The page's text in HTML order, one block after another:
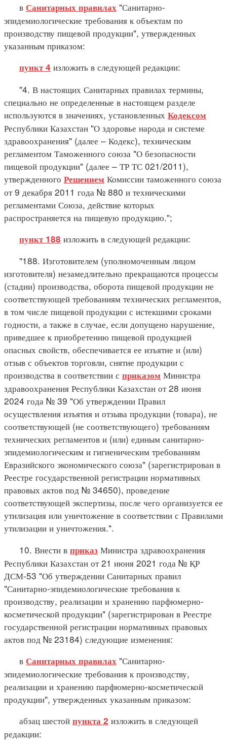
в Санитарных правилах "Санитарно-
эпидемиологические требования к объектам по
производству пищевой продукции", утвержденных
указанным приказом:
пункт 4 изложить в следующей редакции:
"4. В настоящих Санитарных правилах термины,
специально не определенные в настоящем разделе
используются в значениях, установленных Кодексом
Республики Казахстан "О здоровье народа и системе
здравоохранения" (далее – Кодекс), техническим
регламентом Таможенного союза "О безопасности
пищевой продукции" (далее – ТР ТС 021/2011),
утвержденного Решением Комиссии таможенного союза
от 9 декабря 2011 года № 880 и техническими
регламентами Союза, действие которых
распространяется на пищевую продукцию.";
пункт 188 изложить в следующей редакции:
"188. Изготовителем (уполномоченным лицом
изготовителя) незамедлительно прекращаются процессы
(стадии) производства, оборота пищевой продукции не
соответствующей требованиям технических регламентов,
в том числе пищевой продукции с истекшими сроками
годности, а также в случае, если допущено нарушение,
приведшее к приобретению пищевой продукцией
опасных свойств, обеспечивается ее изъятие и (или)
отзыв с объектов торговли, снятие продукции с
производства в соответствии с приказом Министра
здравоохранения Республики Казахстан от 28 июня
2024 года № 39 "Об утверждении Правил
осуществления изъятия и отзыва продукции (товара), не
соответствующей (не соответствующего) требованиям
технических регламентов и (или) единым санитарно-
эпидемиологическим и гигиеническим требованиям
Евразийского экономического союза" (зарегистрирован в
Реестре государственной регистрации нормативных
правовых актов под № 34650), проведение
соответствующей экспертизы, после чего организуется ее
утилизация или уничтожение в соответствии с Правилами
утилизации и уничтожения.".
10. Внести в приказ Министра здравоохранения
Республики Казахстан от 21 июня 2021 года № ҚР
ДСМ-53 "Об утверждении Санитарных правил
"Санитарно-эпидемиологические требования к
производству, реализации и хранению парфюмерно-
косметической продукции" (зарегистрирован в Реестре
государственной регистрации нормативных правовых
актов под № 23184) следующие изменения:
в Санитарных правилах "Санитарно-
эпидемиологические требования к производству,
реализации и хранению парфюмерно-косметической
продукции", утвержденных указанным приказом:
абзац шестой пункта 2 изложить в следующей
редакции: